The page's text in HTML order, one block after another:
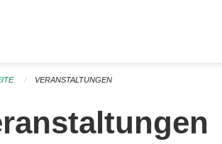
VERANSTALTUNGEN